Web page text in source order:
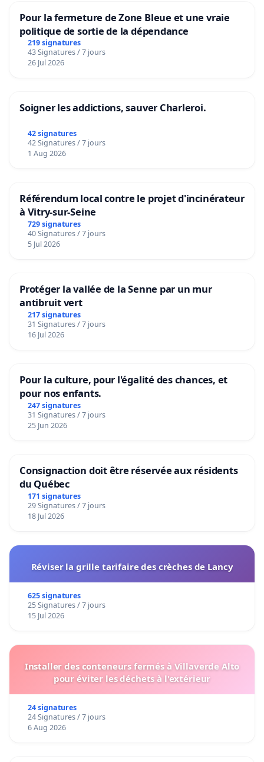
Pour la fermeture de Zone Bleue et une vraie
politique de sortie de la dépendance
219 signatures
43 Signatures / 7 jours
26 Jul 2026
Soigner les addictions, sauver Charleroi.
42 signatures
42 Signatures / 7 jours
1 Aug 2026
Référendum local contre le projet d'incinérateur
à Vitry-sur-Seine
729 signatures
40 Signatures / 7 jours
5 Jul 2026
Protéger la vallée de la Senne par un mur
antibruit vert
217 signatures
31 Signatures / 7 jours
16 Jul 2026
Pour la culture, pour l'égalité des chances, et
pour nos enfants.
247 signatures
31 Signatures / 7 jours
25 Jun 2026
Consignaction doit être réservée aux résidents
du Québec
171 signatures
29 Signatures / 7 jours
18 Jul 2026
Réviser la grille tarifaire des crèches de Lancy
625 signatures
25 Signatures / 7 jours
15 Jul 2026
Installer des conteneurs fermés à Villaverde Alto
pour éviter les déchets à l'extérieur
24 signatures
24 Signatures / 7 jours
6 Aug 2026